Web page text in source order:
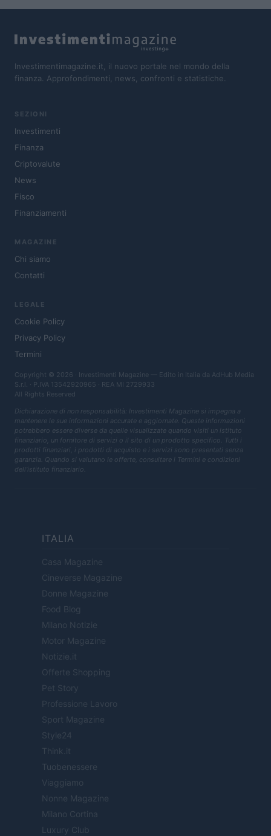
Investimentimagazine.it, il nuovo portale nel mondo della
finanza. Approfondimenti, news, confronti e statistiche.
SEZIONI
Investimenti
Finanza
Criptovalute
News
Fisco
Finanziamenti
MAGAZINE
Chi siamo
Contatti
LEGALE
Cookie Policy
Privacy Policy
Termini
Copyright © 2026 · Investimenti Magazine — Edito in Italia da AdHub Media
S.r.l. · P.IVA 13542920965 · REA MI 2729933
All Rights Reserved
Dichiarazione di non responsabilità: Investimenti Magazine si impegna a
mantenere le sue informazioni accurate e aggiornate. Queste informazioni
potrebbero essere diverse da quelle visualizzate quando visiti un istituto
finanziario, un fornitore di servizi o il sito di un prodotto specifico. Tutti i
prodotti finanziari, i prodotti di acquisto e i servizi sono presentati senza
garanzia. Quando si valutano le offerte, consultare i Termini e condizioni
dell'istituto finanziario.
ITALIA
Casa Magazine
Cineverse Magazine
Donne Magazine
Food Blog
Milano Notizie
Motor Magazine
Notizie.it
Offerte Shopping
Pet Story
Professione Lavoro
Sport Magazine
Style24
Think.it
Tuobenessere
Viaggiamo
Nonne Magazine
Milano Cortina
Luxury Club